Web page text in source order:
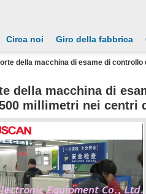
Circa noi Giro della fabbrica
della macchina di esame di controllo
della macchina di
millimetri nei centri